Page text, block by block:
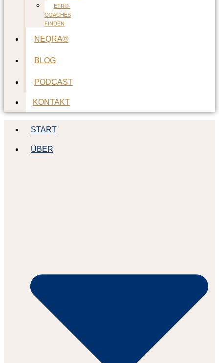
ETR®-
COACHES
FINDEN
NEQRA®
BLOG
PODCAST
KONTAKT
START
ÜBER